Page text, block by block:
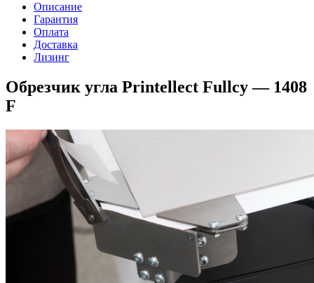
Описание
Гарантия
Оплата
Доставка
Лизинг
Обрезчик угла Printellect Fullcy — 1408
F